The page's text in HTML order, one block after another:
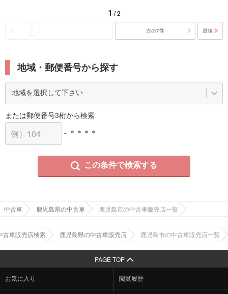
1 / 2
次の7件 最後
地域・郵便番号から探す
または郵便番号3桁から検索
- ＊＊＊＊
この条件で検索する
中古車 鹿児島県の中古車 鹿児島市の中古車販売店一覧
古車販売店検索 鹿児島県の中古車販売店 鹿児島市の中古車販売店一覧
PAGE TOP
お気に入り 閲覧履歴